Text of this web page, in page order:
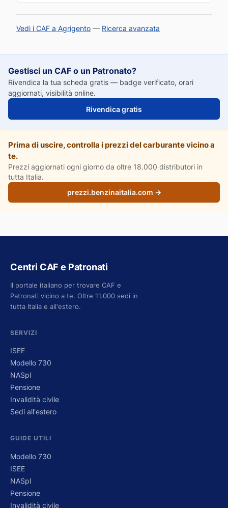
Vedi i CAF a Agrigento — Ricerca avanzata
Gestisci un CAF o un Patronato?
Rivendica la tua scheda gratis — badge verificato, orari
aggiornati, visibilità online.
Rivendica gratis
Prima di uscire, controlla i prezzi del carburante vicino a
te.
Prezzi aggiornati ogni giorno da oltre 18.000 distributori in
tutta Italia.
prezzi.benzinaitalia.com →
Centri CAF e Patronati
Il portale italiano per trovare CAF e
Patronati vicino a te. Oltre 11.000 sedi in
tutta Italia e all'estero.
SERVIZI
ISEE
Modello 730
NASpI
Pensione
Invalidità civile
Sedi all'estero
GUIDE UTILI
Modello 730
ISEE
NASpI
Pensione
Invalidità civile